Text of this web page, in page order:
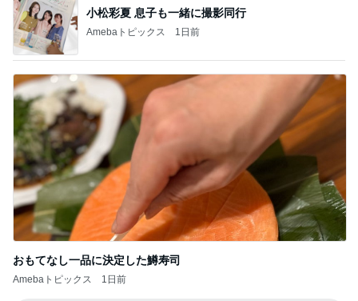
おもてなし一品に決定した鱒寿司
Amebaトピックス 1日前
記事を読む